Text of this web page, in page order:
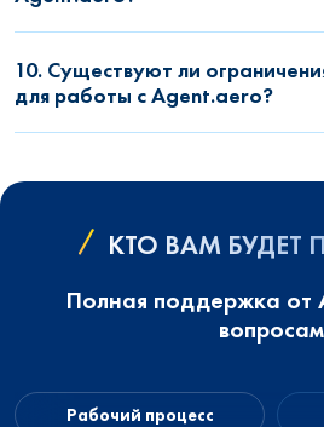
10. Существуют ли
для работы с Agent.aero?
КТО ВАМ БУДЕТ
Полная поддержка от
вопросам
Рабочий процесс